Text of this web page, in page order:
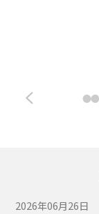
2026年06月26日